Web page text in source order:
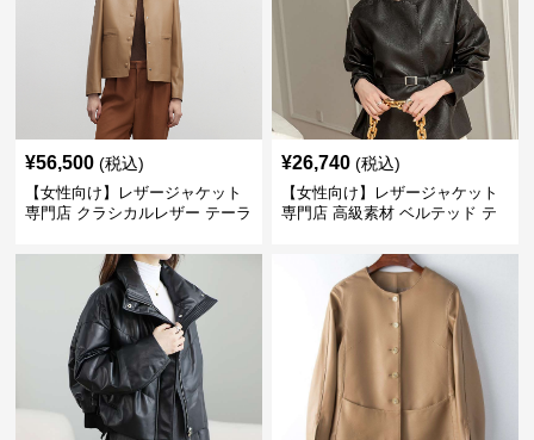
¥56,500 (税込)
【女性向け】レザージャケット
専門店 クラシカルレザー テーラ
¥26,740 (税込)
【女性向け】レザージャケット
専門店 高級素材 ベルテッド テ